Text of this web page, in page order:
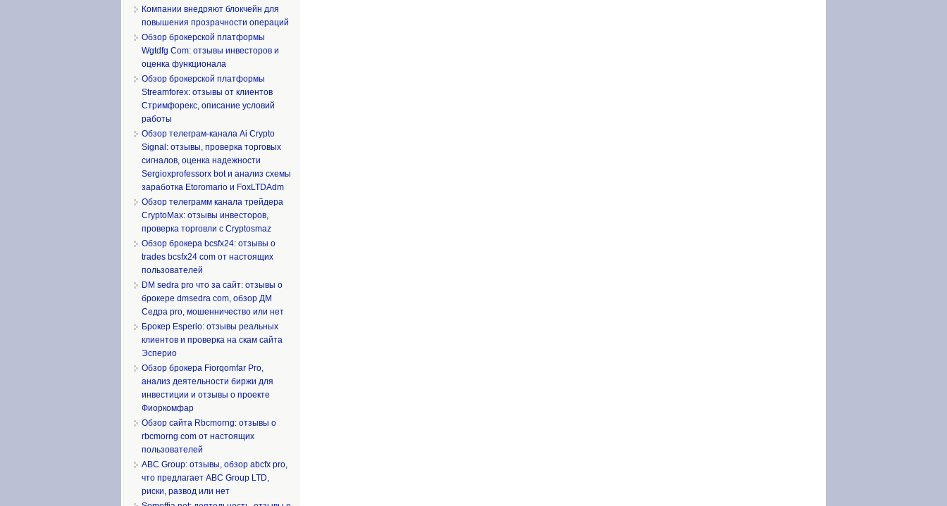
Компании внедряют блокчейн для
повышения прозрачности операций
Обзор брокерской платформы
Wgtdfg Com: отзывы инвесторов и
оценка функционала
Обзор брокерской платформы
Streamforex: отзывы от клиентов
Стримфорекс, описание условий
работы
Обзор телеграм-канала Ai Crypto
Signal: отзывы, проверка торговых
сигналов, оценка надежности
Sergioxprofessorx bot и анализ схемы
заработка Etoromario и FoxLTDAdm
Обзор телеграмм канала трейдера
CryptoMax: отзывы инвесторов,
проверка торговли с Cryptosmaz
Обзор брокера bcsfx24: отзывы о
trades bcsfx24 com от настоящих
пользователей
DM sedra pro что за сайт: отзывы о
брокере dmsedra com, обзор ДМ
Седра pro, мошенничество или нет
Брокер Esperio: отзывы реальных
клиентов и проверка на скам сайта
Эсперио
Обзор брокера Fiorqomfar Pro,
анализ деятельности биржи для
инвестиции и отзывы о проекте
Фиоркомфар
Обзор сайта Rbcmorng: отзывы о
rbcmorng com от настоящих
пользователей
ABC Group: отзывы, обзор abcfx pro,
что предлагает ABC Group LTD,
риски, развод или нет